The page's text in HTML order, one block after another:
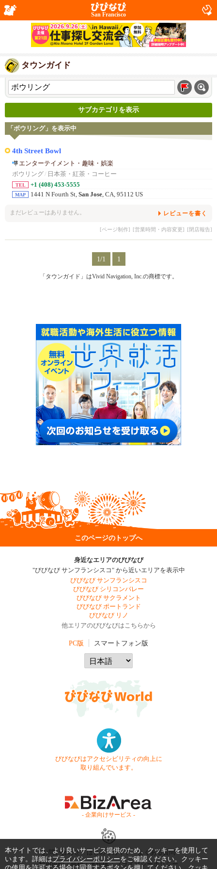
San Francisco
タウンガイド
サブカテゴリを表示
「ボウリング」を表示中
4th Street Bowl
エンターテイメント・趣味・娯楽
ボウリング/ 日本茶・紅茶・コーヒー
TEL +1 (408) 453-5555
MAP 1441 N Fourth St, San Jose, CA, 95112 US
まだレビューはありません。 レビューを書く
[ページ制作] [営業時間・内容変更] [閉店報告]
1/1 1
「タウンガイド」はVivid Navigation, Inc.の商標です。
このページのトップへ
身近なエリアのびびなび
"びびなび サンフランシスコ" から近いエリアを表示中
びびなび サンフランシスコ
びびなび シリコンバレー
びびなび サクラメント
びびなび ポートランド
びびなび リノ
他エリアのびびなびはこちらから
PC版 スマートフォン版
びびなびはアクセシビリティの向上に
取り組んでいます。
- 企業向けサービス -
お問い合わせ はじめてガイド
よくある質問
利用規約
商標・著作権 プライバシーポリシー
本サイトでは、より良いサービス提供のため、クッキーを使用して
います。詳細はプライバシーポリシーをご確認ください。クッキー